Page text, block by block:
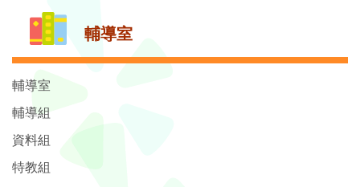
輔導室
輔導室
輔導組
資料組
特教組